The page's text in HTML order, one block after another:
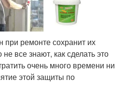
при ремонте сохранит их
все знают, как сделать это
очень много времени ни
этой защиты по